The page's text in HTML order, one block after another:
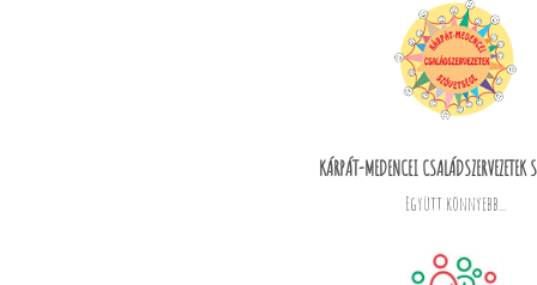
KÁRPÁT-MEDENCEI CSALÁDSZERVEZETEK
Együtt könnyebb...